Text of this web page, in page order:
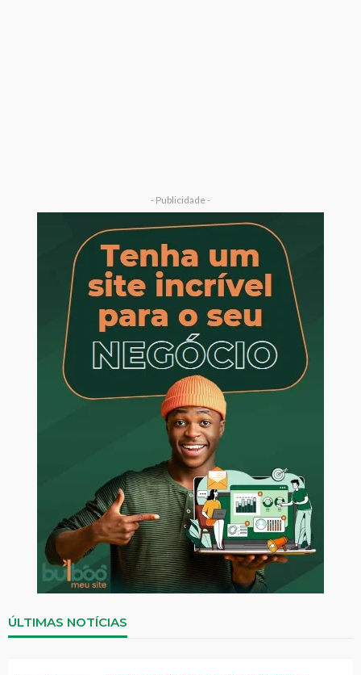
- Publicidade -
ÚLTIMAS NOTÍCIAS